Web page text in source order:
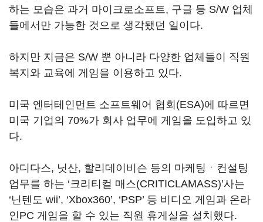
하는 모습은 과거 마이크로소프트, 구글 등 S/W 업체
들에서만 가능한 것으로 생각됐던 일이다.
하지만 지금은 S/W 뿐 아니라 다양한 업체들이 직원
복지와 교육에 게임을 이용하고 있다.
미국 엔터테인먼트 소프트웨어 협회(ESA)에 따르면
미국 기업의 70%가 회사 업무에 게임을 도입하고 있
다.
아디다스, 닛산, 할리데이비슨 등의 마케팅ㆍ컨설팅
업무를 하는 ‘크리티컬 매스(CRITICLAMASS)’사는
‘닌텐도 wii’, ‘Xbox360’, ‘PSP’ 등 비디오 게임과 온라
인PC 게임을 할 수 있는 직원 휴게실을 설치했다.